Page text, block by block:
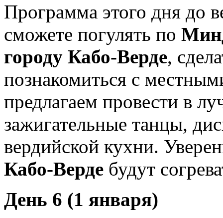
Программа этого дня до
сможете погулять по
городу Кабо-Верде,
познакомиться с
предлагаем провести в
зажигательные танцы,
вердийской кухни.
Кабо-Верде будут
День 6 (1 января)